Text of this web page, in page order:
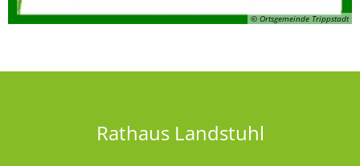
© Ortsgemeinde Trippstadt
Rathaus Landstuhl